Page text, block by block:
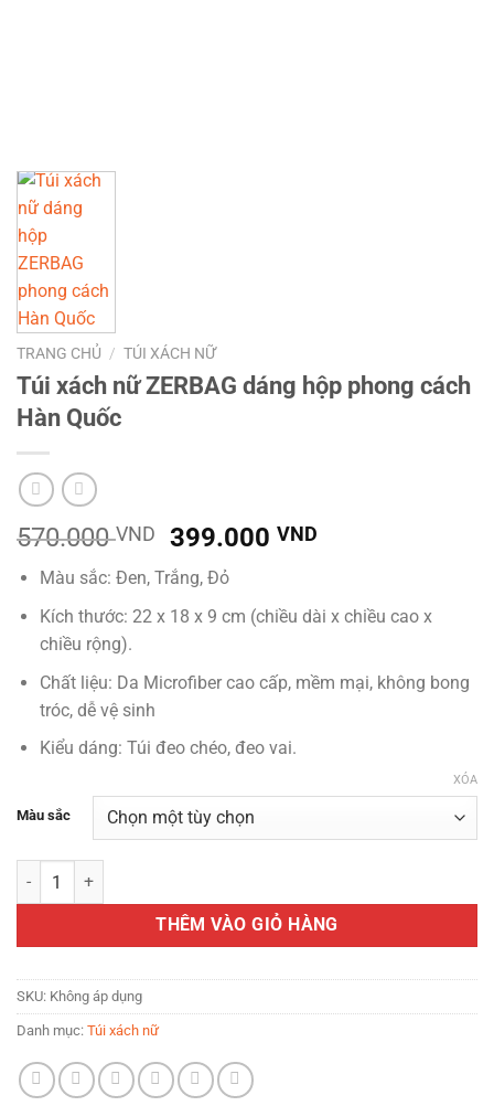
TRANG CHỦ / TÚI XÁCH NỮ
Túi xách nữ ZERBAG dáng hộp phong cách
Hàn Quốc
570.000VND
Giá
gốc
là:
570.000 VND.
399.000VND
là:
Màu sắc: Đen, Trắng, Đỏ
Kích thước: 22 x 18 x 9 cm (chiều dài x chiều cao x
chiều rộng).
Chất liệu: Da Microfiber cao cấp, mềm mại, không bong
tróc, dễ vệ sinh
Kiểu dáng: Túi đeo chéo, đeo vai.
Màu sắc
XÓA
Túi xách nữ ZERBAG dáng hộp phong cách Hàn Quốc số lượng
THÊM VÀO GIỎ HÀNG
SKU: Không áp dụng
Danh mục: Túi xách nữ